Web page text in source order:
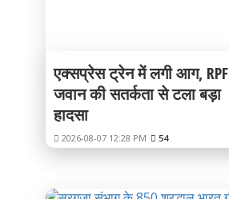
एक्सप्रेस ट्रेन में लगी आग, RPF
जवान की सतर्कता से टला बड़ा
हादसा
2026-08-07 12:28 PM 54